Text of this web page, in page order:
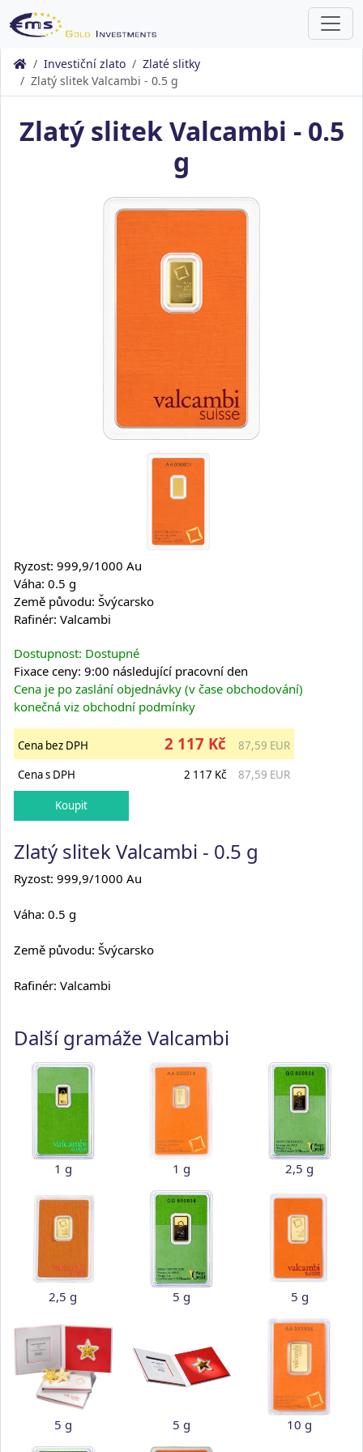
Investiční zlato
Zlaté slitky
Zlatý slitek Valcambi - 0.5 g
Zlatý slitek Valcambi - 0.5
g
Ryzost: 999,9/1000 Au
Váha: 0.5 g
Země původu: Švýcarsko
Rafinér: Valcambi
Dostupnost: Dostupné
Fixace ceny: 9:00 následující pracovní den
Cena je po zaslání objednávky (v čase obchodování)
konečná viz obchodní podmínky
Cena bez DPH 2 117 Kč
87,59 EUR
Cena s DPH
2 117 Kč 87,59 EUR
Zlatý slitek Valcambi - 0.5 g
Ryzost: 999,9/1000 Au
Váha: 0.5 g
Země původu: Švýcarsko
Rafinér: Valcambi
Další gramáže Valcambi
1 g 1 g 2,5 g
2,5 g 5 g 5 g
5 g 5 g 10 g